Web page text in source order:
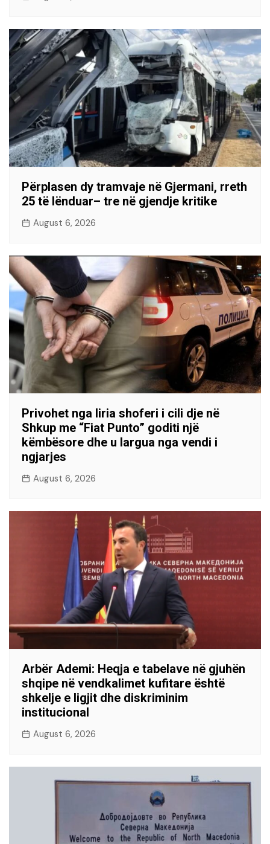
Përplasen dy tramvaje në Gjermani, rreth
25 të lënduar– tre në gjendje kritike
August 6, 2026
Privohet nga liria shoferi i cili dje në
Shkup me “Fiat Punto” goditi një
këmbësore dhe u largua nga vendi i
ngjarjes
August 6, 2026
Arbër Ademi: Heqja e tabelave në gjuhën
shqipe në vendkalimet kufitare është
shkelje e ligjit dhe diskriminim
institucional
August 6, 2026